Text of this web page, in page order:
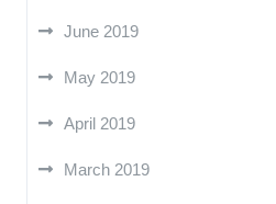
June 2019
May 2019
April 2019
March 2019